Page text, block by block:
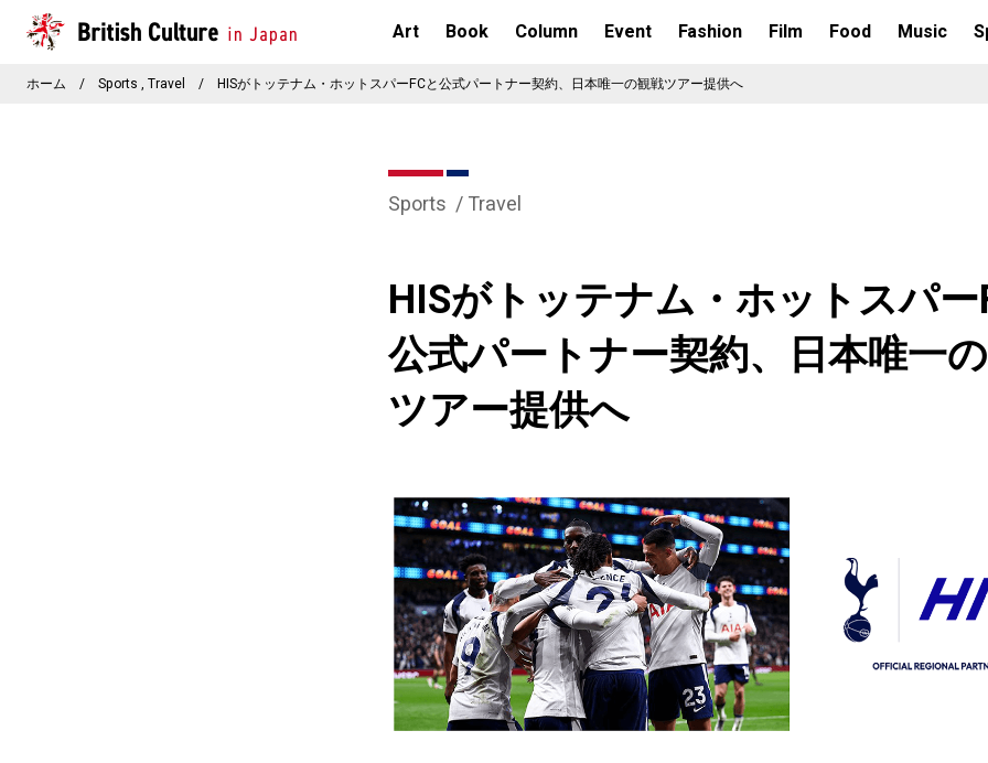
Art Book Column Event Fashion Film Food Music
ホーム / Sports Travel / HISがトッテナム・ホットスパーFCと公式パートナー契約、日本唯一の観戦ツアー提供へ
Sports Travel
HISがトッテナム・ホットスパー
公式パートナー契約、日本唯一
ツアー提供へ